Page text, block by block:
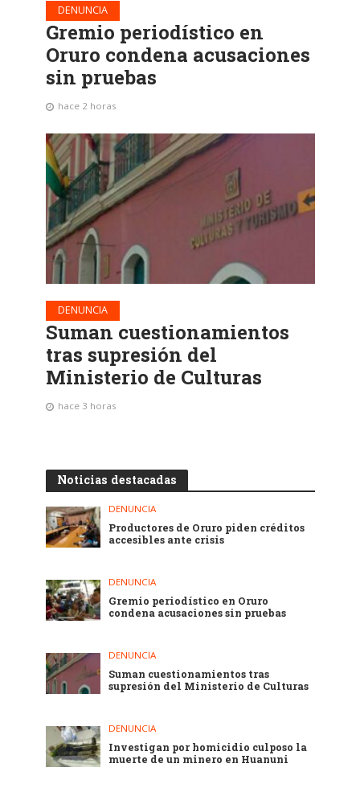
DENUNCIA
Gremio periodístico en
Oruro condena acusaciones
sin pruebas
hace 2 horas
DENUNCIA
Suman cuestionamientos
tras supresión del
Ministerio de Culturas
hace 3 horas
Noticias destacadas
DENUNCIA
Productores de Oruro piden créditos
accesibles ante crisis
DENUNCIA
Gremio periodístico en Oruro
condena acusaciones sin pruebas
DENUNCIA
Suman cuestionamientos tras
supresión del Ministerio de Culturas
DENUNCIA
Investigan por homicidio culposo la
muerte de un minero en Huanuni